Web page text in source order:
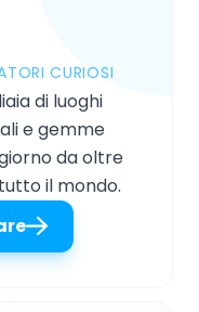
CURIOSI
di luoghi
e gemme
da oltre
il mondo.